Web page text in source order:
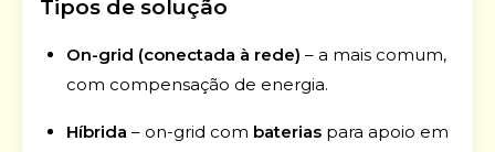
Tipos de solução
On-grid (conectada à rede) – a mais comum,
com compensação de energia.
Híbrida – on-grid com baterias para apoio em